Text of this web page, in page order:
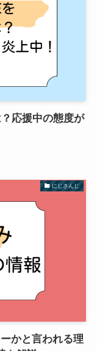
応援中の態度が
にじさんじ
かと言われる理